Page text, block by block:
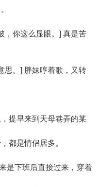
你这么显眼。] 真是苦
。] 胖妹哼着歌，又转
提早来到天母巷弄的某
都是情侣居多。
下班后直接过来，穿着